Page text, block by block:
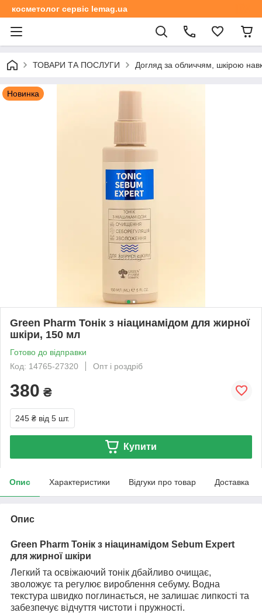
косметолог сервіс lemag.ua
ТОВАРИ ТА ПОСЛУГИ Догляд за обличчям, шкірою
Новинка
Green Pharm Тонік з ніацинамідом для жирної
шкіри, 150 мл
Готово до відправки
Код: 14765-27320
Опт і роздріб
380 ₴
245 ₴ від 5 шт.
Купити
Опис Характеристики Відгуки про товар Доставка
Опис
Green Pharm Тонік з ніацинамідом Sebum Expert
для жирної шкіри
Легкий та освіжаючий тонік дбайливо очищає,
зволожує та регулює вироблення себуму. Водна
текстура швидко поглинається, не залишає липкості та
забезпечує відчуття чистоти і пружності.